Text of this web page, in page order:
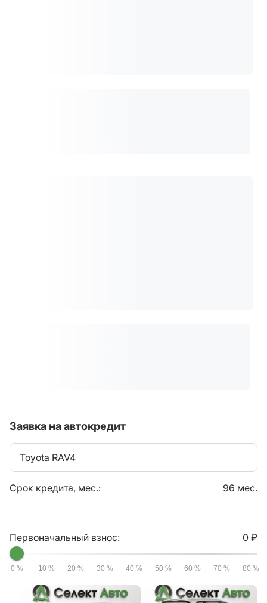
Заявка на автокредит
Toyota RAV4
Срок кредита, мес.: 96 мес.
Первоначальный взнос: 0 ₽
0 % 10 % 20 % 30 % 40 % 50 % 60 % 70 % 80 %